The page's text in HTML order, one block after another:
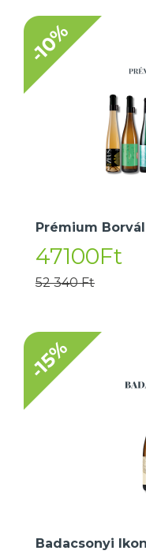
-10%
Prémium
47100Ft
52 340 Ft
-15%
Badacsonyi